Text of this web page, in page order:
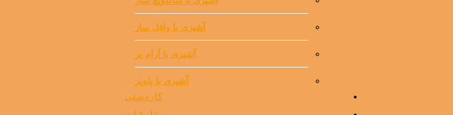
آشپزی با وافل ساز
آشپزی با آرام پز
آشپزی با پلوپز
کاردستی